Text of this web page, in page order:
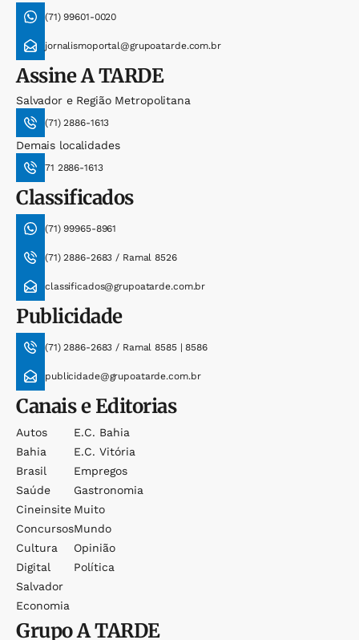
(71) 99601-0020
jornalismoportal@grupoatarde.com.br
AssineA TARDE
Salvador e Região Metropolitana
(71) 2886-1613
Demais localidades
71 2886-1613
Classificados
(71) 99965-8961
(71) 2886-2683 / Ramal 8526
classificados@grupoatarde.com.br
Publicidade
(71) 2886-2683 / Ramal 8585 | 8586
publicidade@grupoatarde.com.br
Canais e Editorias
Autos
Bahia
Brasil
Saúde
Cineinsite
Concursos
Cultura
Digital
Salvador
Economia
E.c. Bahia
E.c. Vitória
Empregos
Gastronomia
Muito
Mundo
Opinião
Política
GrupoA TARDE